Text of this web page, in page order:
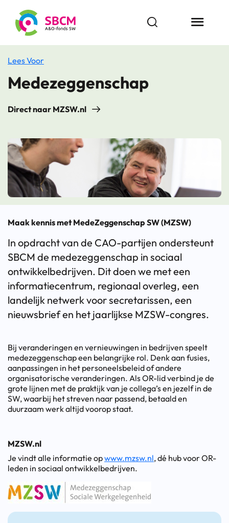
inhoud
Open zoekbalk
Menu
Lees Voor
Medezeggenschap
Direct naar MZSW.nl
Maak kennis met MedeZeggenschap SW (MZSW)
In opdracht van de CAO-partijen ondersteunt
SBCM de medezeggenschap in sociaal
ontwikkelbedrijven. Dit doen we met een
informatiecentrum, regionaal overleg, een
landelijk netwerk voor secretarissen, een
nieuwsbrief en het jaarlijkse MZSW-congres.
Bij veranderingen en vernieuwingen in bedrijven speelt
medezeggenschap een belangrijke rol. Denk aan fusies,
aanpassingen in het personeelsbeleid of andere
organisatorische veranderingen. Als OR-lid verbind je de
grote lijnen met de praktijk van je collega’s en jezelf in de
SW, waarbij het streven naar passend, betaald en
duurzaam werk altijd voorop staat.
MZSW.nl
Je vindt alle informatie opwww.mzsw.nl, dé hub voor OR-
leden in sociaal ontwikkelbedrijven.